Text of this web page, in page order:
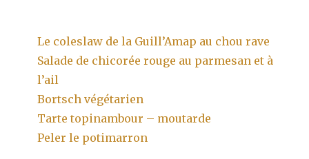
Le coleslaw de la Guill’Amap au chou rave
Salade de chicorée rouge au parmesan et à
l’ail
Bortsch végétarien
Tarte topinambour – moutarde
Peler le potimarron